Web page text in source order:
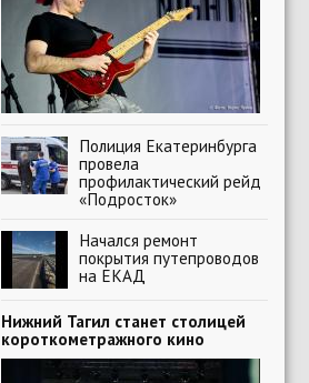
Полиция Екатеринбурга
провела
профилактический рейд
«Подросток»
Начался ремонт
покрытия путепроводов
на ЕКАД
Нижний Тагил станет столицей
короткометражного кино